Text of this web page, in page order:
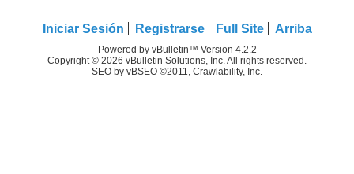
Iniciar Sesión Registrarse Full Site Arriba
Powered by vBulletin™ Version 4.2.2
Copyright © 2026 vBulletin Solutions, Inc. All rights reserved.
SEO by vBSEO ©2011, Crawlability, Inc.